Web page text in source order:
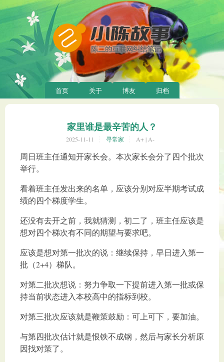
首页 关于 博友 归档
家里谁是最辛苦的人？
2025-11-11 寻常家 A+ |A-
周日班主任通知开家长会。本次家长会分了四个批次
举行。
看着班主任发出来的名单，应该分别对应半期考试成
绩的四个梯度学生。
还没有去开之前，我就猜测，初二了，班主任应该是
想对四个梯次有不同的期望与要求吧。
应该是想对第一批次的说：继续保持，早日进入第一
批（2+4）梯队。
对第二批次想说：努力争取一下提前进入第一批或保
持当前状态进入本校高中的指标到校。
对第三批次应该就是鞭策鼓励：可上可下，要加油。
与第四批次估计就是恨铁不成钢，然后与家长分析原
因找对策了。